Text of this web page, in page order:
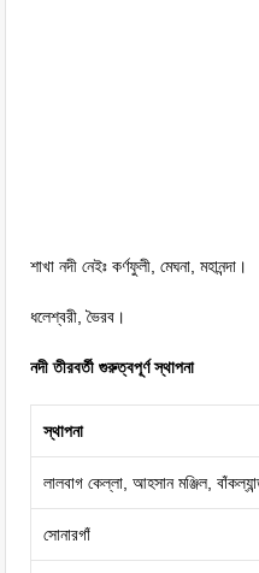
শাখা নদী নেইঃ কর্ণফুলী, মেঘনা, মহানন্দা।
ধলেশ্বরী, ভৈরব।
নদী তীরবর্তী গুরুত্বপূর্ণ স্থাপনা
স্থাপনা
লালবাগ কেল্লা, আহসান মঞ্জিল,
সোনারগাঁ